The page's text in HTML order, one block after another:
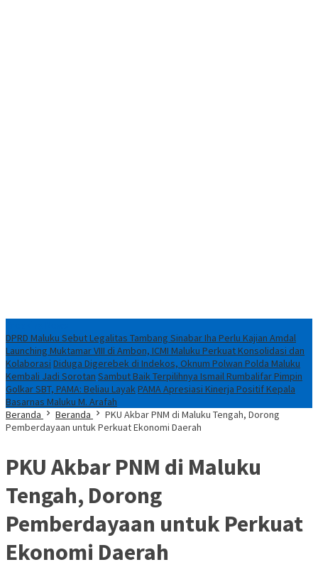
DPRD Maluku Sebut Legalitas Tambang Sinabar Iha Perlu Kajian Amdal
Launching Muktamar VIII di Ambon, ICMI Maluku Perkuat Konsolidasi dan
Kolaborasi Diduga Digerebek di Indekos, Oknum Polwan Polda Maluku
Kembali Jadi Sorotan Sambut Baik Terpilihnya Ismail Rumbalifar Pimpin
Golkar SBT, PAMA: Beliau LayakPAMA Apresiasi Kinerja Positif Kepala
Basarnas Maluku M. Arafah
Beranda
Beranda
PKU Akbar PNM di Maluku Tengah, Dorong
Pemberdayaan untuk Perkuat Ekonomi Daerah
PKU Akbar PNM di Maluku
Tengah, Dorong
Pemberdayaan untuk Perkuat
Ekonomi Daerah